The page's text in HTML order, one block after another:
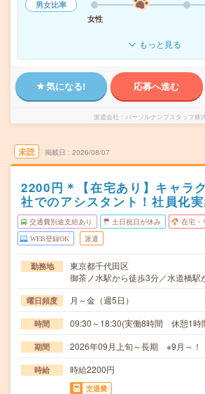
男女比率
女性
もっと見る
気になる! 応募へ進む
派遣会社 パーソルテンプスタッフ株
未読 掲載日 2026/08/07
2200円＊【在宅あり】キャラ
社でのアシスタント！社員化実
交通費別途支給あり 土日祝日が休み 在宅・
WEB登録OK 派遣
勤務地
東京都千代田区
御茶ノ水駅から徒歩3分／水道橋駅
曜日頻度 月～金（週5日）
時間 09:30～18:30(実働8時間 休憩1時
期間 2026年09月上旬～長期 ※9月～！
時給 時給2200円
交通費